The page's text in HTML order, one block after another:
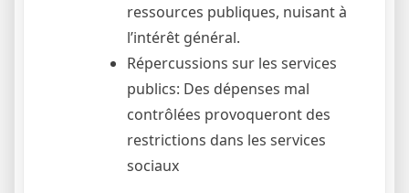
ressources publiques, nuisant à
l’intérêt général.
Répercussions sur les services
publics: Des dépenses mal
contrôlées provoqueront des
restrictions dans les services
sociaux